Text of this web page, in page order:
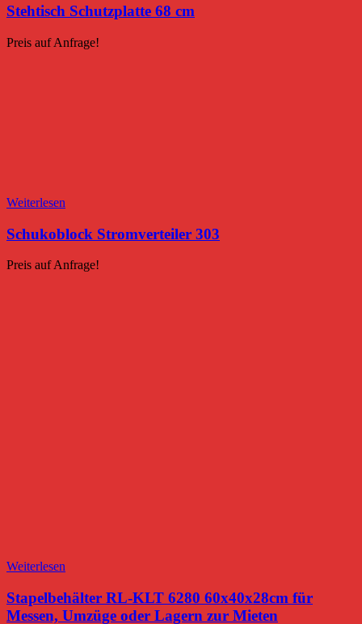
Stehtisch Schutzplatte 68 cm
Preis auf Anfrage!
Weiterlesen
Schukoblock Stromverteiler 303
Preis auf Anfrage!
Weiterlesen
Stapelbehälter RL-KLT 6280 60x40x28cm für
Messen, Umzüge oder Lagern zur Mieten